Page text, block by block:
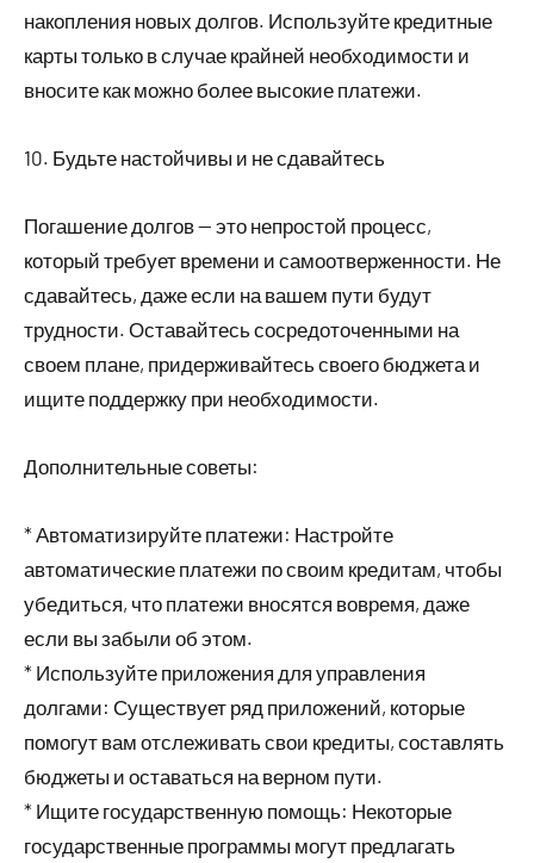
накопления новых долгов. Используйте кредитные
карты только в случае крайней необходимости и
вносите как можно более высокие платежи.
10. Будьте настойчивы и не сдавайтесь
Погашение долгов — это непростой процесс,
который требует времени и самоотверженности. Не
сдавайтесь, даже если на вашем пути будут
трудности. Оставайтесь сосредоточенными на
своем плане, придерживайтесь своего бюджета и
ищите поддержку при необходимости.
Дополнительные советы:
* Автоматизируйте платежи: Настройте
автоматические платежи по своим кредитам, чтобы
убедиться, что платежи вносятся вовремя, даже
если вы забыли об этом.
* Используйте приложения для управления
долгами: Существует ряд приложений, которые
помогут вам отслеживать свои кредиты, составлять
бюджеты и оставаться на верном пути.
* Ищите государственную помощь: Некоторые
государственные программы могут предлагать